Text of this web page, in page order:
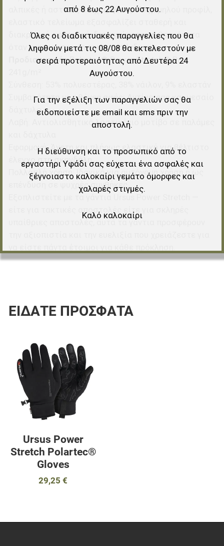
αλπικές ή αστικές επιχειρήσεις. Το χαμηλού προφίλ,
διακριτική εφαρμογή, διατηρώντας τη θερμότητα
όταν χρησιμοποιούνται ως επένδυση.
ΠροδιαγραφέςPolartec® Power Stretch® Pro
Συμβατότητα με οθόνες αφής: Αντίχειρας και μεσαίο
δάχτυλο
Λαβή: Αντιολισθητικό λαστιχένιο μοτίβο σε παλάμες
Εφαρμογή: Άνετη και πλήρως ελαστική για βέλτιστο
έλεγχο στη σκανδάλη
Πολλαπλή χρήση: Ιδανικό για αυτόνομη χρήση ή ως
επένδυση σε ψυχρές συνθήκες
είτε για τακτικές αποστολές είτε για σκληρές
υπαίθριες αποστολές, αυτά τα γάντια προσφέρουν
ΕΊΔΑΤΕ ΠΡΌΣΦΑΤΑ
Ursus Power
Stretch Polartec®
Gloves
29,25 €
από 8 έως 22 Αυγούστου.
Όλες οι διαδικτυακές παραγγελίες που θα
ληφθούν μετά τις 08/08 θα εκτελεστούν με
σειρά προτεραιότητας από Δευτέρα 24
Αυγούστου.
Για την εξέλιξη των παραγγελιών σας θα
ειδοποιείστε με email και sms πριν την
αποστολή.
Η διεύθυνση και το προσωπικό από το
εργαστήρι Υφάδι σας εύχεται ένα ασφαλές και
ξέγνοιαστο καλοκαίρι γεμάτο όμορφες και
χαλαρές στιγμές.
Καλό καλοκαίρι